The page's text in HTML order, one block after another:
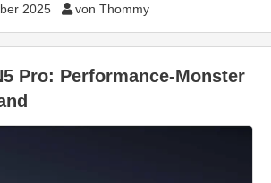
2025 von Thommy
Pro: Performance-Monster